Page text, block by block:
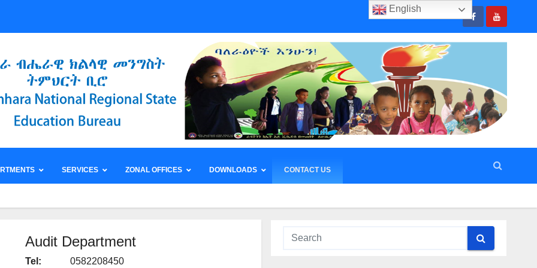
SERVICES ZONAL OFFICES DOWNLOADS CONTACT US
Audit Department
Tel: 0582208450
English